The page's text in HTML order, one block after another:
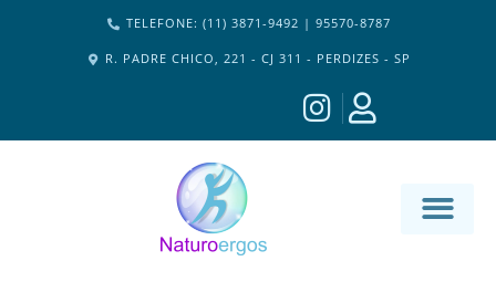
TELEFONE: (11) 3871-9492 | 95570-8787
R. PADRE CHICO, 221 - CJ 311 - PERDIZES - SP